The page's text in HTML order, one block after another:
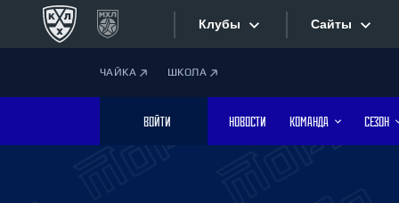
Клубы
Дивизион Боброва
Лада
Сайты
ЧАЙКА ШКОЛА
ВОЙТИ НОВОСТИ КОМАНДА СЕЗОН